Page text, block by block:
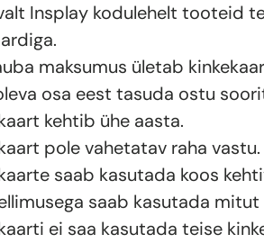
Insplay kodulehelt tooteid
maksumus ületab
osa eest tasuda ostu
kehtib ühe aasta.
pole vahetatav raha vastu.
saab kasutada koos
saab kasutada mitut
ei saa kasutada teise